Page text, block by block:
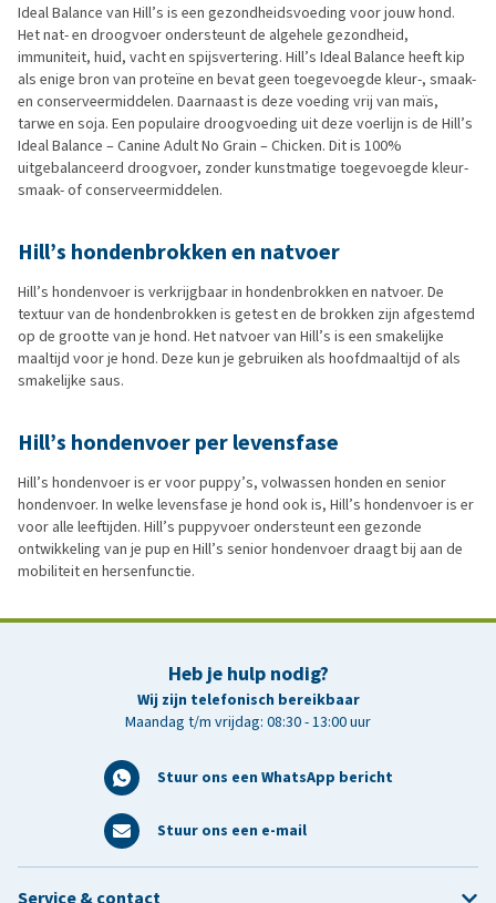
Ideal Balance van Hill’s is een gezondheidsvoeding voor jouw hond.
Het nat- en droogvoer ondersteunt de algehele gezondheid,
immuniteit, huid, vacht en spijsvertering. Hill’s Ideal Balance heeft kip
als enige bron van proteïne en bevat geen toegevoegde kleur-, smaak-
en conserveermiddelen. Daarnaast is deze voeding vrij van maïs,
tarwe en soja. Een populaire droogvoeding uit deze voerlijn is de Hill’s
Ideal Balance – Canine Adult No Grain – Chicken. Dit is 100%
uitgebalanceerd droogvoer, zonder kunstmatige toegevoegde kleur-
smaak- of conserveermiddelen.
Hill’s hondenbrokken en natvoer
Hill’s hondenvoer is verkrijgbaar in hondenbrokken en natvoer. De
textuur van de hondenbrokken is getest en de brokken zijn afgestemd
op de grootte van je hond. Het natvoer van Hill’s is een smakelijke
maaltijd voor je hond. Deze kun je gebruiken als hoofdmaaltijd of als
smakelijke saus.
Hill’s hondenvoer per levensfase
Hill’s hondenvoer is er voor puppy’s, volwassen honden en senior
hondenvoer. In welke levensfase je hond ook is, Hill’s hondenvoer is er
voor alle leeftijden. Hill’s puppyvoer ondersteunt een gezonde
ontwikkeling van je pup en Hill’s senior hondenvoer draagt bij aan de
mobiliteit en hersenfunctie.
Heb je hulp nodig?
Wij zijn telefonisch bereikbaar
Maandag t/m vrijdag: 08:30 - 13:00 uur
Stuur ons een WhatsApp bericht
Stuur ons een e-mail
Service & contact